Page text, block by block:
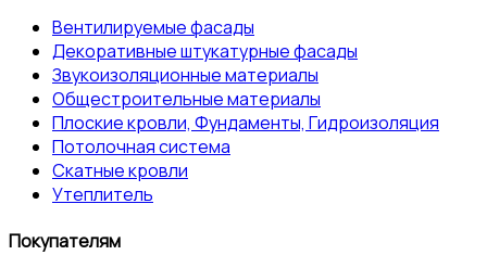
Вентилируемые фасады
Декоративные штукатурные фасады
Звукоизоляционные материалы
Общестроительные материалы
Плоские кровли, Фундаменты, Гидроизоляция
Потолочная система
Скатные кровли
Утеплитель
Покупателям